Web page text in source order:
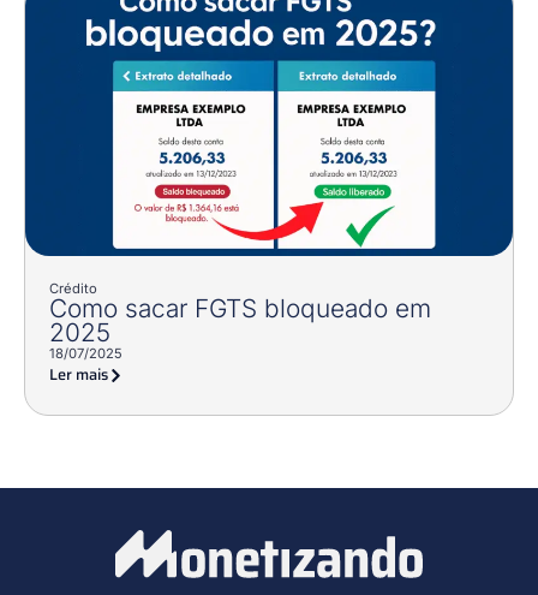
Crédito
Como sacar FGTS bloqueado em
2025
18/07/2025
Ler mais